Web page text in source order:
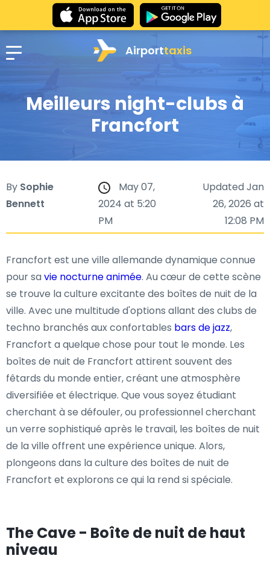
Airporttaxis
Meilleurs night-clubs à
Francfort
By Sophie
Bennett
May 07,
2024 at 5:20
PM
Updated Jan
26, 2026 at
12:08 PM
Francfort est une ville allemande dynamique connue
pour savie nocturne animée. Au cœur de cette scène
se trouve la culture excitante des boîtes de nuit de la
ville. Avec une multitude d'options allant des clubs de
techno branchés aux confortables bars de jazz,
Francfort a quelque chose pour tout le monde. Les
boîtes de nuit de Francfort attirent souvent des
fêtards du monde entier, créant une atmosphère
diversifiée et électrique. Que vous soyez étudiant
cherchant à se défouler, ou professionnel cherchant
un verre sophistiqué après le travail, les boîtes de nuit
de la ville offrent une expérience unique. Alors,
plongeons dans la culture des boîtes de nuit de
Francfort et explorons ce qui la rend si spéciale.
The Cave - Boîte de nuit de haut
niveau